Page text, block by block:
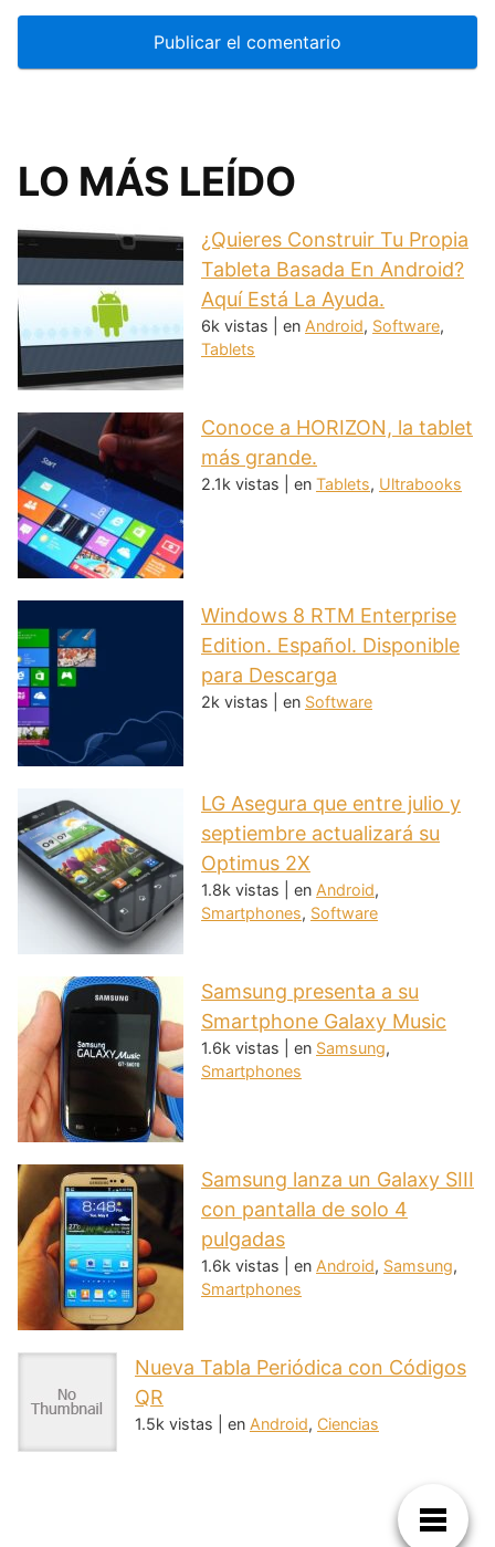
LO MÁS LEÍDO
¿Quieres Construir Tu Propia
Tableta Basada En Android?
Aquí Está La Ayuda.
6k vistas en Android, Software,
Tablets
Conoce a HORIZON, la tablet
más grande.
2.1k vistas en Tablets, Ultrabooks
Windows 8 RTM Enterprise
Edition. Español. Disponible
para Descarga
2k vistas en Software
LG Asegura que entre julio y
septiembre actualizará su
Optimus 2X
1.8k vistas en Android,
Smartphones, Software
Samsung presenta a su
Smartphone Galaxy Music
1.6k vistas en Samsung,
Smartphones
Samsung lanza un Galaxy SIII
con pantalla de solo 4
pulgadas
1.6k vistas en Android, Samsung,
Smartphones
Nueva Tabla Periódica con Códigos
QR
1.5k vistas en Android, Ciencias